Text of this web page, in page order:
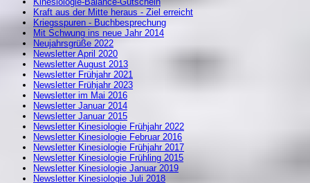
Kraft aus der Mitte heraus - Ziel erreicht
Kriegsspuren - Buchbesprechung
Mit Schwung ins neue Jahr 2014
Neujahrsgrüße 2022
Newsletter April 2020
Newsletter August 2013
Newsletter Frühjahr 2021
Newsletter Frühjahr 2023
Newsletter im Mai 2016
Newsletter Januar 2014
Newsletter Januar 2015
Newsletter Kinesiologie Frühjahr 2022
Newsletter Kinesiologie Februar 2016
Newsletter Kinesiologie Frühjahr 2017
Newsletter Kinesiologie Frühling 2015
Newsletter Kinesiologie Januar 2019
Newsletter Kinesiologie Juli 2018